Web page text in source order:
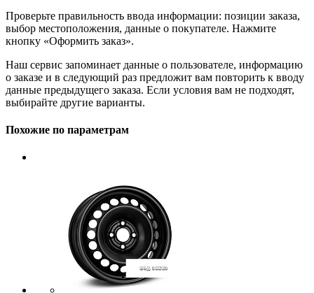
Проверьте правильность ввода информации: позиции заказа,
выбор местоположения, данные о покупателе. Нажмите
кнопку «Оформить заказ».
Наш сервис запоминает данные о пользователе, информацию
о заказе и в следующий раз предложит вам повторить к вводу
данные предыдущего заказа. Если условия вам не подходят,
выбирайте другие варианты.
Похожие по параметрам